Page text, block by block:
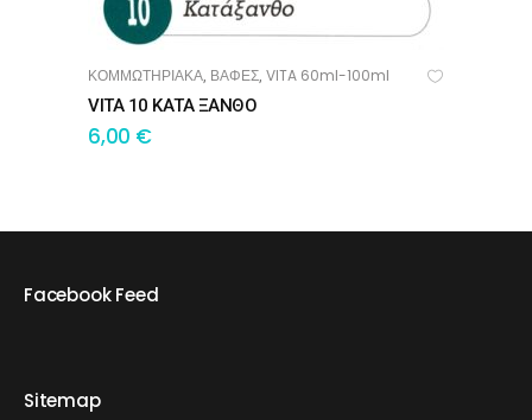
ΠΡΟΣΘΉΚΗ ΣΤΟ ΚΑΛΆΘΙ
ΚΟΜΜΩΤΗΡΙΑΚΑ, ΒΑΦΕΣ, VITA 60ml-100ml
VITA 10 ΚΑΤΑ ΞΑΝΘΟ
6,00 €
Facebook Feed
Sitemap